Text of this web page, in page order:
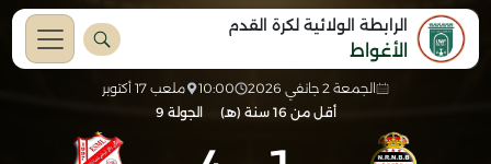
الرابطة الولائية لكرة القدم
الأغواط
الجمعة 2 جانفي 2026 10:00
ملعب 17 أكتوبر
أقل من 16 سنة (هـ)
الجولة 9